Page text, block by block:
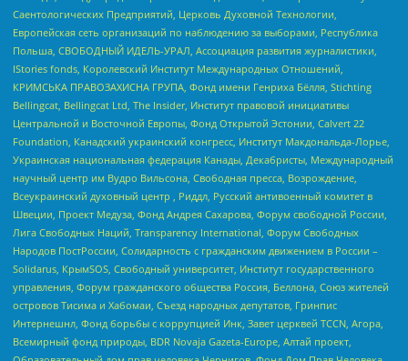
Саентологических Предприятий, Церковь Духовной Технологии,
Европейская сеть организаций по наблюдению за выборами, Республика
Польша, СВОБОДНЫЙ ИДЕЛЬ-УРАЛ, Ассоциация развития журналистики,
IStories fonds, Королевский Институт Международных Отношений,
КРИМСЬКА ПРАВОЗАХИСНА ГРУПА, Фонд имени Генриха Бёлля, Stichting
Bellingcat, Bellingcat Ltd, The Insider, Институт правовой инициативы
Центральной и Восточной Европы, Фонд Открытой Эстонии, Calvert 22
Foundation, Канадский украинский конгресс, Институт Макдональда-Лорье,
Украинская национальная федерация Канады, Декабристы, Международный
научный центр им Вудро Вильсона, Свободная пресса, Возрождение,
Всеукраинский духовный центр , Риддл, Русский антивоенный комитет в
Швеции, Проект Медуза, Фонд Андрея Сахарова, Форум свободной России,
Лига Свободных Наций, Transparеncy International, Форум Свободных
Народов ПостРоссии, Солидарность с гражданским движением в России –
Solidarus, КрымSOS, Свободный университет, Институт государственного
управления, Форум гражданского общества Россия, Беллона, Союз жителей
островов Тисима и Хабомаи, Съезд народных депутатов, Гринпис
Интернешнл, Фонд борьбы с коррупцией Инк, Завет церквей TCCN, Агора,
Всемирный фонд природы, BDR Novaja Gazeta-Europe, Алтай проект,